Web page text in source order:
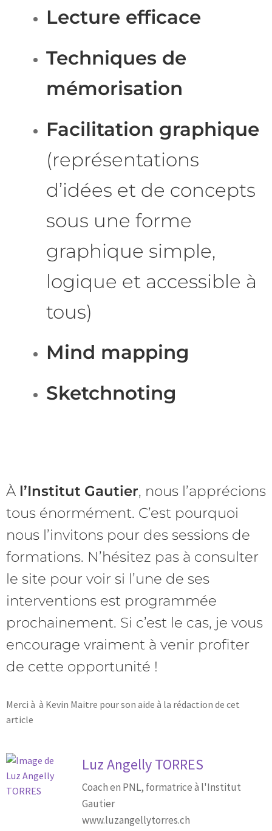
Lecture efficace
Techniques de
mémorisation
Facilitation graphique
(représentations
d’idées et de concepts
sous une forme
graphique simple,
logique et accessible à
tous)
Mind mapping
Sketchnoting
À l’Institut Gautier, nous l’apprécions
tous énormément. C’est pourquoi
nous l’invitons pour des sessions de
formations. N’hésitez pas à consulter
le site pour voir si l’une de ses
interventions est programmée
prochainement. Si c’est le cas, je vous
encourage vraiment à venir profiter
de cette opportunité !
Merci à à Kevin Maitre pour son aide à la rédaction de cet
article
Luz Angelly TORRES
Coach en PNL, formatrice à l'Institut
Gautier
www.luzangellytorres.ch